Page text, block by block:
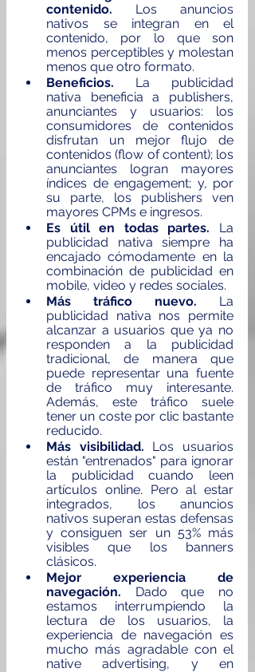
contenido. Los anuncios
nativos se integran en el
contenido, por lo que son
menos perceptibles y molestan
menos que otro formato.
Beneficios. La publicidad
nativa beneficia a publishers,
anunciantes y usuarios: los
consumidores de contenidos
disfrutan un mejor flujo de
contenidos (flow of content); los
anunciantes logran mayores
índices de engagement; y, por
su parte, los publishers ven
mayores CPMs e ingresos.
Es útil en todas partes. La
publicidad nativa siempre ha
encajado cómodamente en la
combinación de publicidad en
mobile, video y redes sociales.
Más tráfico nuevo. La
publicidad nativa nos permite
alcanzar a usuarios que ya no
responden a la publicidad
tradicional, de manera que
puede representar una fuente
de tráfico muy interesante.
Además, este tráfico suele
tener un coste por clic bastante
reducido.
Más visibilidad. Los usuarios
están "entrenados" para ignorar
la publicidad cuando leen
artículos online. Pero al estar
integrados, los anuncios
nativos superan estas defensas
y consiguen ser un 53% más
visibles que los banners
clásicos.
Mejor experiencia de
navegación. Dado que no
estamos interrumpiendo la
lectura de los usuarios, la
experiencia de navegación es
mucho más agradable con el
native advertising, y en